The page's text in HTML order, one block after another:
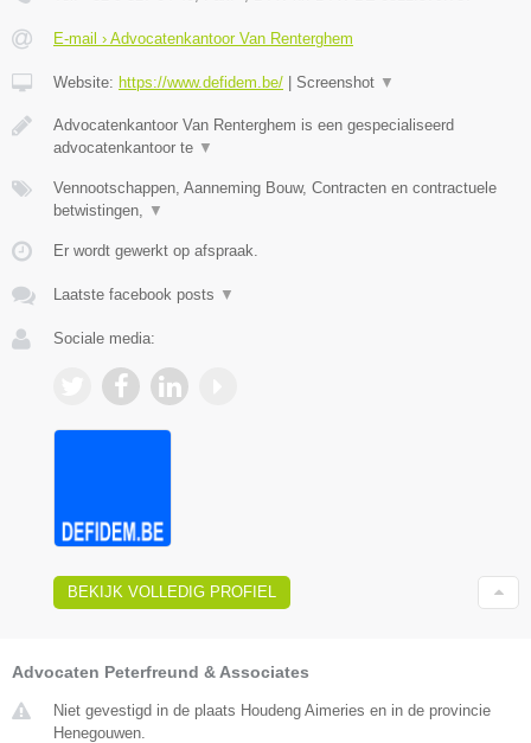
E-mail › Advocatenkantoor Van Renterghem
Website: https://www.defidem.be/ Screenshot ▼
Advocatenkantoor Van Renterghem is een gespecialiseerd
advocatenkantoor te ▼
Vennootschappen, Aanneming Bouw, Contracten en contractuele
betwistingen,
▼
Er wordt gewerkt op afspraak.
Laatste facebook posts ▼
Sociale media:
BEKIJK VOLLEDIG PROFIEL
Advocaten Peterfreund & Associates
Niet gevestigd in de plaats Houdeng Aimeries en in de provincie
Henegouwen.